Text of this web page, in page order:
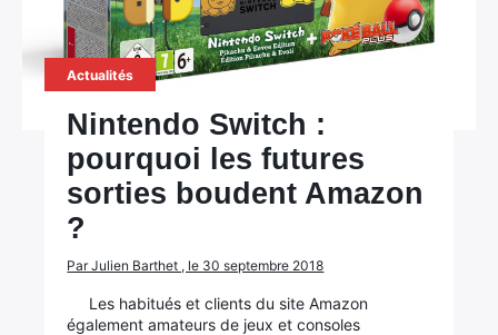
Actualités
Nintendo Switch :
pourquoi les futures
sorties boudent Amazon
?
Par Julien Barthet , le 30 septembre 2018
Les habitués et clients du site Amazon
également amateurs de jeux et consoles